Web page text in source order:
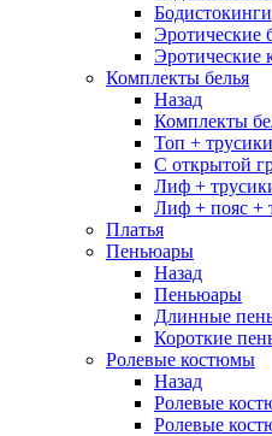
Бодистокинги
Эротические
Эротические
Комплекты белья
Назад
Комплекты
Топ + трусики
С открытой
Лиф +
Лиф + пояс +
Платья
Пеньюары
Назад
Пеньюары
Длинные
Короткие
Ролевые костюмы
Назад
Ролевые
Ролевые